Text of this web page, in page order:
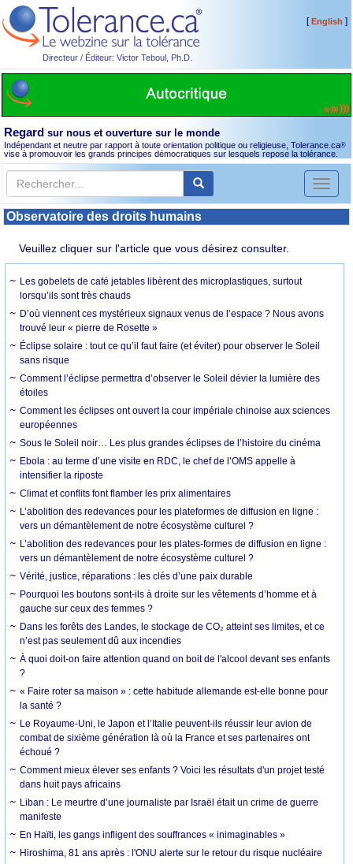
Directeur / Éditeur: Victor Teboul, Ph.D.
[English ]
Regard sur nous et ouverture sur le monde
Indépendant et neutre par rapport à toute orientation politique ou religieuse, Tolerance.ca®
vise à promouvoir les grands principes démocratiques sur lesquels repose la tolérance.
Toggle
Observatoire des droits humains
Veuillez cliquer sur l'article que vous désirez consulter.
Les gobelets de café jetables libèrent des microplastiques, surtout
lorsqu’ils sont très chauds
D’où viennent ces mystérieux signaux venus de l’espace ? Nous avons
trouvé leur « pierre de Rosette »
Éclipse solaire : tout ce qu’il faut faire (et éviter) pour observer le Soleil
sans risque
Comment l’éclipse permettra d’observer le Soleil dévier la lumière des
étoiles
Comment les éclipses ont ouvert la cour impériale chinoise aux sciences
européennes
Sous le Soleil noir… Les plus grandes éclipses de l’histoire du cinéma
Ebola : au terme d’une visite en RDC, le chef de l’OMS appelle à
intensifier la riposte
Climat et conflits font flamber les prix alimentaires
L’abolition des redevances pour les plateformes de diffusion en ligne :
vers un démantèlement de notre écosystème culturel ?
L’abolition des redevances pour les plates-formes de diffusion en ligne :
vers un démantèlement de notre écosystème culturel ?
Vérité, justice, réparations : les clés d’une paix durable
Pourquoi les boutons sont-ils à droite sur les vêtements d’homme et à
gauche sur ceux des femmes ?
Dans les forêts des Landes, le stockage de CO₂ atteint ses limites, et ce
n’est pas seulement dû aux incendies
À quoi doit-on faire attention quand on boit de l'alcool devant ses enfants
?
« Faire roter sa maison » : cette habitude allemande est-elle bonne pour
la santé ?
Le Royaume-Uni, le Japon et l’Italie peuvent-ils réussir leur avion de
combat de sixième génération là où la France et ses partenaires ont
échoué ?
Comment mieux élever ses enfants ? Voici les résultats d'un projet testé
dans huit pays africains
Liban : Le meurtre d’une journaliste par Israël était un crime de guerre
manifeste
En Haïti, les gangs infligent des souffrances « inimaginables »
Hiroshima, 81 ans après : l'ONU alerte sur le retour du risque nucléaire